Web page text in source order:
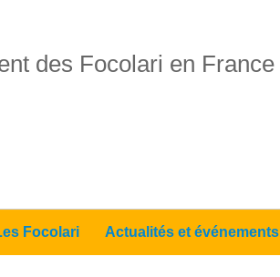
des Focolari en France
Focolari Actualités et événements